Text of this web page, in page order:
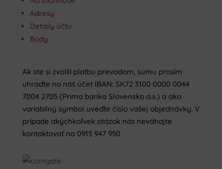
Adresy
Detaily účtu
Body
Ak ste si zvolili platbu prevodom, sumu prosím
uhraďte na náš účet IBAN: SK72 3100 0000 0044
7004 2705 (Prima banka Slovensko a.s.) a ako
variabilný symbol uveďte číslo vašej objednávky. V
prípade akýchkoľvek otázok nás neváhajte
kontaktovať na 0915 947 950